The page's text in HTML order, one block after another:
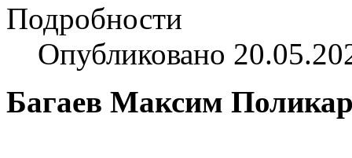
Подробности
Опубликовано
Багаев Максим